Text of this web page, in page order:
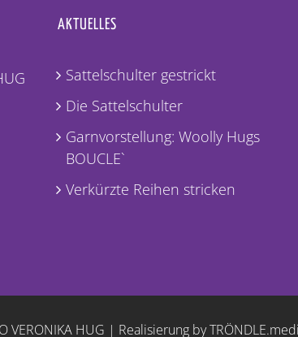
AKTUELLES
Sattelschulter gestrickt
Die Sattelschulter
Garnvorstellung: Woolly Hugs
BOUCLE`
Verkürzte Reihen stricken
VERONIKA HUG | Realisierung by